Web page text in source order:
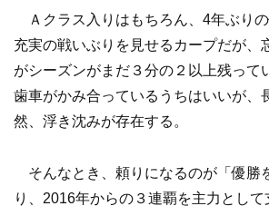
Ａクラス入りはもちろん、4年ぶり
充実の戦いぶりを見せるカープだが、
がシーズンがまだ３分の２以上残って
歯車がかみ合っているうちはいいが、
然、浮き沈みが存在する。
そんなとき、頼りになるのが「優勝
り、2016年からの３連覇を主力として